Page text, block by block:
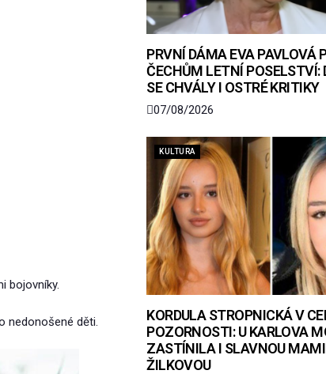
bojovníky.
nedonošené děti.
PRVNÍ DÁMA EVA PAVLOVÁ
ČECHŮM LETNÍ POSELSTVÍ:
SE CHVÁLY I OSTRÉ KRITIKY
07/08/2026
KULTURA
KORDULA STROPNICKÁ V
POZORNOSTI: U KARLOVA
ZASTÍNILA I SLAVNOU
ŽILKOVOU